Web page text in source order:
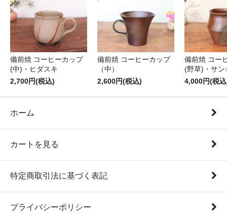
備前焼 コーヒーカップ
(中)・ヒダスキ
2,700円(税込)
備前焼 コーヒーカップ
（中）
2,600円(税込)
備前焼 コー
(野草)・サン
4,000円(税
ホーム
カートを見る
特定商取引法に基づく表記
プライバシーポリシー